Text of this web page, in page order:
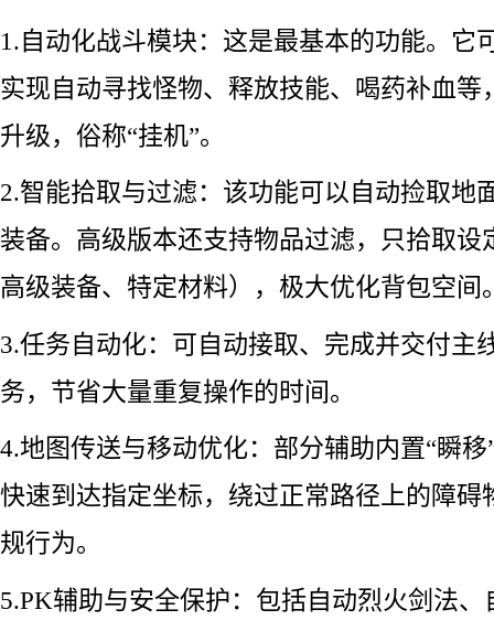
1.自动化战斗模块：这是最基本的功能。它
实现自动寻找怪物、释放技能、喝药补血等
升级，俗称“挂机”。
2.智能拾取与过滤：该功能可以自动捡取地
装备。高级版本还支持物品过滤，只拾取设
高级装备、特定材料），极大优化背包空间
3.任务自动化：可自动接取、完成并交付主
务，节省大量重复操作的时间。
4.地图传送与移动优化：部分辅助内置“瞬移
快速到达指定坐标，绕过正常路径上的障碍
规行为。
5.PK辅助与安全保护：包括自动烈火剑法